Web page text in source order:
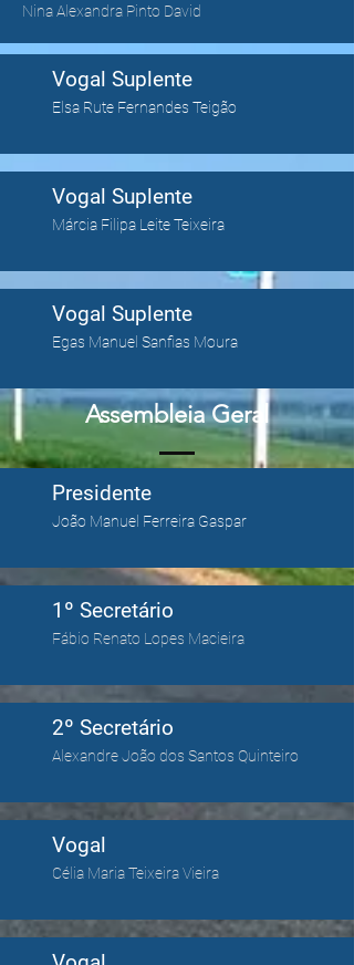
Nina Alexandra Pinto David
Vogal Suplente
Elsa Rute Fernandes Teigão
Vogal Suplente
Márcia Filipa Leite Teixeira
Vogal Suplente
Egas Manuel Sanfias Moura
Assembleia Geral
Presidente
João Manuel Ferreira Gaspar
1º Secretário
Fábio Renato Lopes Macieira
2º Secretário
Alexandre João dos Santos Quinteiro
Vogal
Célia Maria Teixeira Vieira